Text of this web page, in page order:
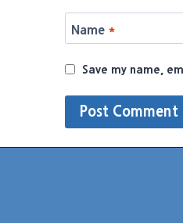
Name *
Save my name,